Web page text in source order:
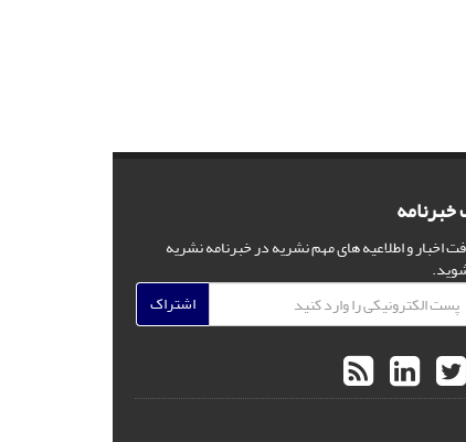
اخبار و اطلاعیه های مهم نشریه در خبرنامه نشریه
اشتراک